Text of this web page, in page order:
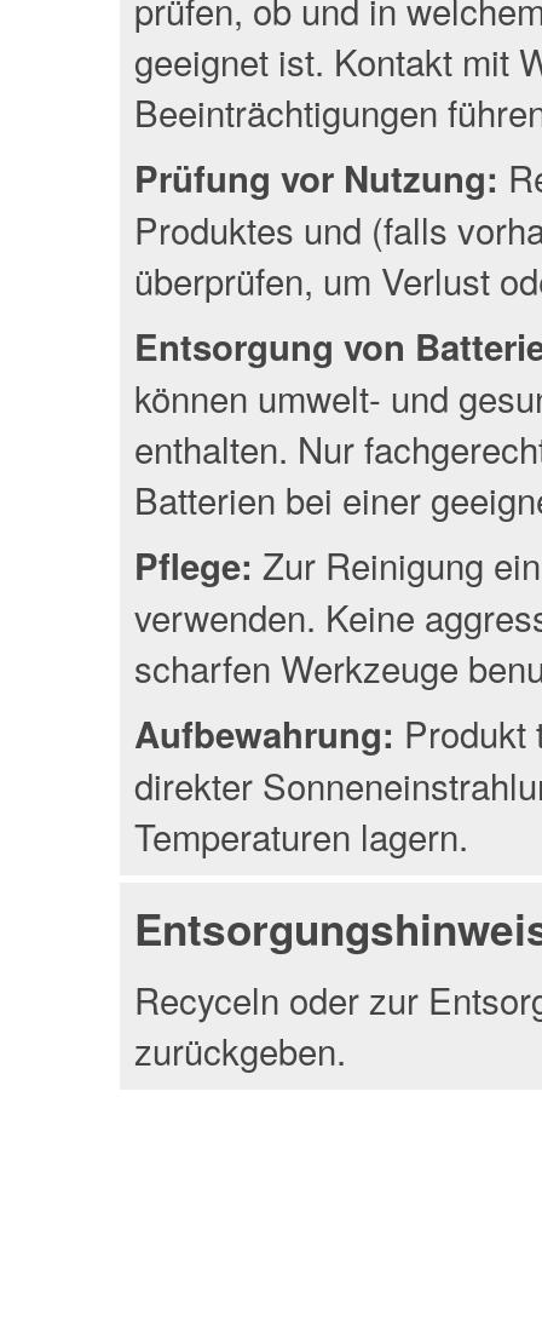
geeignet ist. Kontakt mit
Beeinträchtigungen
Prüfung vor Nutzung:
Produktes und (falls
überprüfen, um Verlust
Entsorgung von
können umwelt- und
enthalten. Nur
Batterien bei einer
Pflege: Zur Reinigung
verwenden. Keine
scharfen Werkzeuge
Aufbewahrung: Produkt
direkter
Temperaturen lagern.
Recyceln oder zur
zurückgeben.